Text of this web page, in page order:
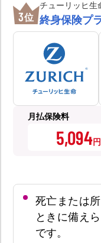
3位
チューリッヒ生
終身保険プ
月払保険料
5,094円
死亡または
ときに備え
です。